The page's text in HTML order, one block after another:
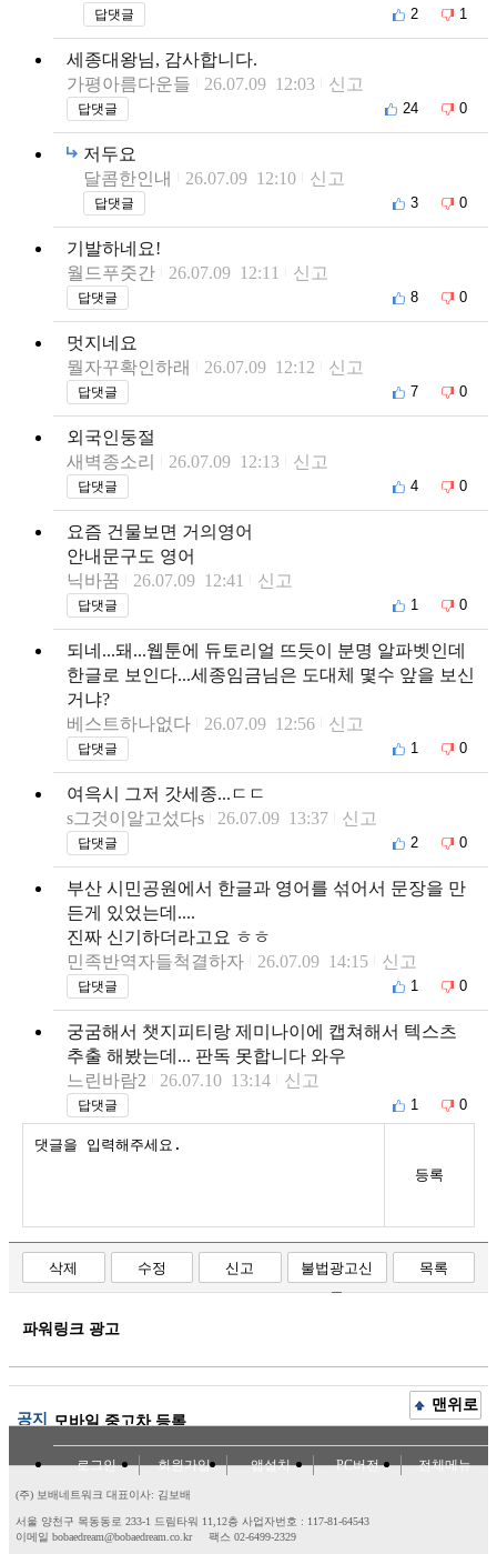
답댓글 2 1
세종대왕님, 감사합니다.
가평아름다운들
26.07.09 12:03 신고
답댓글 24 0
저두요
달콤한인내
26.07.09 12:10 신고
답댓글 3 0
기발하네요!
월드푸줏간
26.07.09 12:11 신고
답댓글 8 0
멋지네요
뭘자꾸확인하래
26.07.09 12:12 신고
답댓글 7 0
외국인둥절
새벽종소리
26.07.09 12:13 신고
답댓글 4 0
요즘 건물보면 거의영어
안내문구도 영어
닉바꿈
26.07.09 12:41 신고
답댓글 1 0
되네...돼...웹툰에 듀토리얼 뜨듯이 분명 알파벳인데
한글로 보인다...세종임금님은 도대체 몇수 앞을 보신
거냐?
베스트하나없다
26.07.09 12:56 신고
답댓글 1 0
여윽시 그저 갓세종...ㄷㄷ
s그것이알고섰다s
26.07.09 13:37 신고
답댓글 2 0
부산 시민공원에서 한글과 영어를 섞어서 문장을 만
든게 있었는데....
진짜 신기하더라고요 ㅎㅎ
민족반역자들척결하자
26.07.09 14:15 신고
답댓글 1 0
궁굼해서 챗지피티랑 제미나이에 캡쳐해서 텍스츠
추출 해봤는데... 판독 못합니다 와우
느린바람2
26.07.10 13:14 신고
답댓글 1 0
등록
삭제 수정 신고
불법광고신
고
목록
파워링크 광고
공지 모바일 중고차 등록
맨위로
로그인 회원가입 앱설치 PC버전 전체메뉴
(주) 보배네트워크 대표이사: 김보배
서울 양천구 목동동로 233-1 드림타워 11,12층 사업자번호 : 117-81-64543
이메일 bobaedream@bobaedream.co.kr
팩스 02-6499-2329